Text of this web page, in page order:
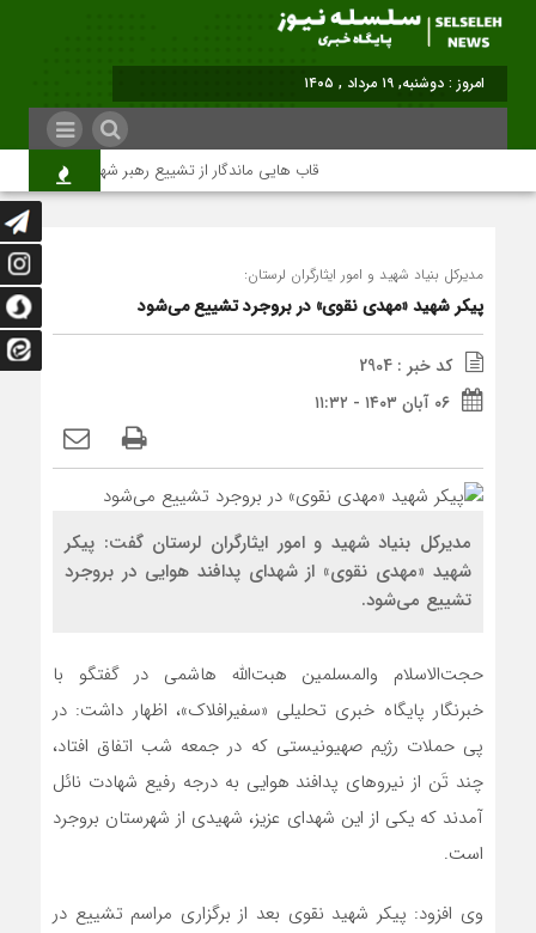
امروز : دوشنبه, ۱۹ مرداد , ۱۴۰۵
قاب هایی ماندگار از تشییع رهبر شهید در تهران
مدیرکل بنیاد شهید و امور ایثارگران لرستان:
پیکر شهید «مهدی نقوی» در بروجرد تشییع می‌شود
کد خبر : 2904
۰۶ آبان ۱۴۰۳ - ۱۱:۳۲
مدیرکل بنیاد شهید و امور ایثارگران لرستان گفت: پیکر
شهید «مهدی نقوی» از شهدای پدافند هوایی در بروجرد
تشییع می‌شود.
حجت‌الاسلام والمسلمین هبت‌الله هاشمی در گفتگو با
خبرنگار پایگاه خبری تحلیلی «سفیرافلاک»، اظهار داشت: در
پی حملات رژیم‌ صهیونیستی که در جمعه شب اتفاق افتاد،
چند تَن از نیروهای پدافند هوایی به درجه رفیع شهادت نائل
آمدند که یکی از این شهدای عزیز، شهیدی از شهرستان بروجرد
است.
وی افزود: پیکر شهید نقوی بعد از برگزاری مراسم تشییع در